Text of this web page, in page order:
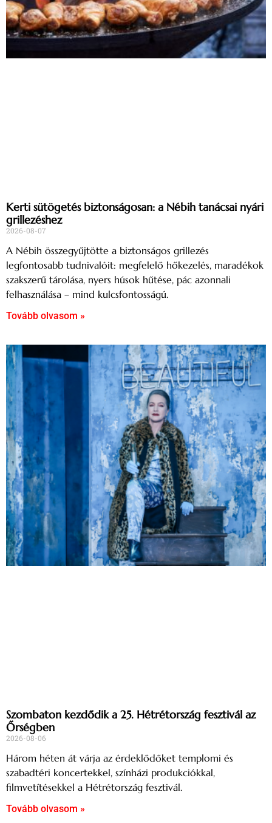
Kerti sütögetés biztonságosan: a Nébih tanácsai nyári
grillezéshez
2026-08-07
A Nébih összegyűjtötte a biztonságos grillezés
legfontosabb tudnivalóit: megfelelő hőkezelés, maradékok
szakszerű tárolása, nyers húsok hűtése, pác azonnali
felhasználása – mind kulcsfontosságú.
Tovább olvasom »
Szombaton kezdődik a 25. Hétrétország fesztivál az
Őrségben
2026-08-06
Három héten át várja az érdeklődőket templomi és
szabadtéri koncertekkel, színházi produkciókkal,
filmvetítésekkel a Hétrétország fesztivál.
Tovább olvasom »